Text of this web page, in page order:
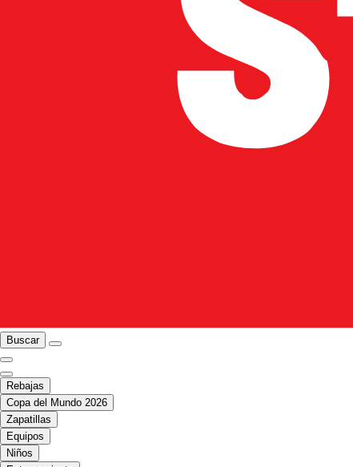
Buscar
Rebajas
Copa del Mundo 2026
Zapatillas
Equipos
Niños